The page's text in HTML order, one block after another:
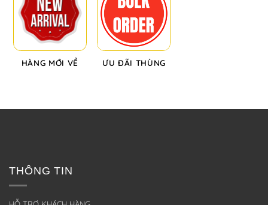
HÀNG MỚI VỀ ƯU ĐÃI THÙNG
THÔNG TIN